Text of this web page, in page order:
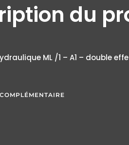
du
ML /1 – A1 – double effet